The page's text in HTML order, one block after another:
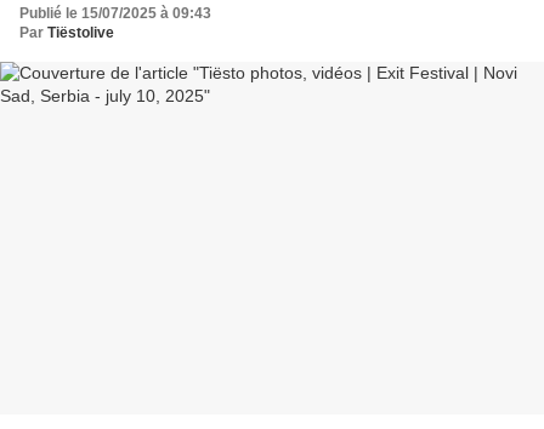
Publié le 15/07/2025 à 09:43
Par Tiëstolive